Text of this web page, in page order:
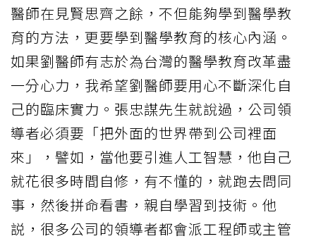
醫師在見賢思齊之餘，不但能夠學到醫學教
育的方法，更要學到醫學教育的核心內涵。
如果劉醫師有志於為台灣的醫學教育改革盡
一分心力，我希望劉醫師要用心不斷深化自
己的臨床實力。張忠謀先生就說過，公司領
導者必須要「把外面的世界帶到公司裡面
來」，譬如，當他要引進人工智慧，他自己
就花很多時間自修，有不懂的，就跑去問同
事，然後拼命看書，親自學習到技術。他
説，很多公司的領導者都會派工程師或主管